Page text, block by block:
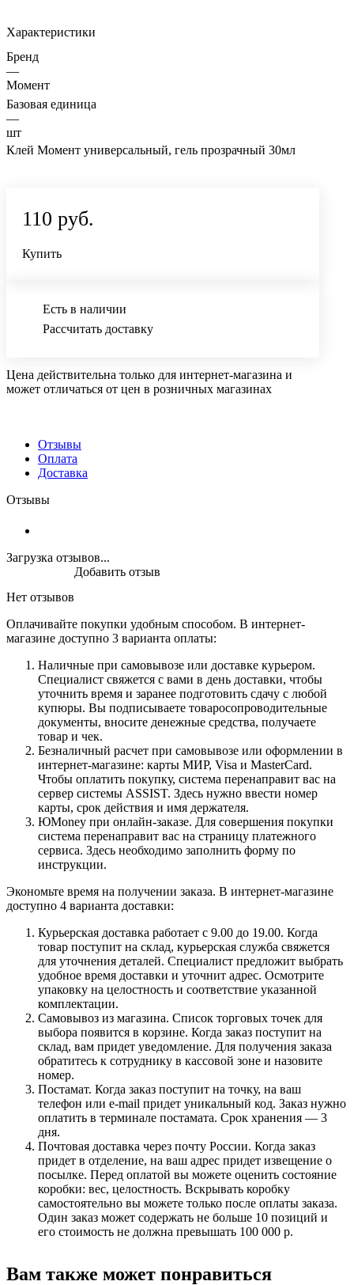
Характеристики
Бренд
—
Момент
Базовая единица
—
шт
Клей Момент универсальный, гель прозрачный 30мл
110 руб.
Купить
Есть в наличии
Рассчитать доставку
Цена действительна только для интернет-магазина и
может отличаться от цен в розничных магазинах
Отзывы
Оплата
Доставка
Отзывы
Загрузка отзывов...
Нет отзывов
Добавить отзыв
Оплачивайте покупки удобным способом. В интернет-
магазине доступно 3 варианта оплаты:
Наличные при самовывозе или доставке курьером.
Специалист свяжется с вами в день доставки, чтобы
уточнить время и заранее подготовить сдачу с любой
купюры. Вы подписываете товаросопроводительные
документы, вносите денежные средства, получаете
товар и чек.
Безналичный расчет при самовывозе или оформлении в
интернет-магазине: карты МИР, Visa и MasterCard.
Чтобы оплатить покупку, система перенаправит вас на
сервер системы ASSIST. Здесь нужно ввести номер
карты, срок действия и имя держателя.
ЮMoney при онлайн-заказе. Для совершения покупки
система перенаправит вас на страницу платежного
сервиса. Здесь необходимо заполнить форму по
инструкции.
Экономьте время на получении заказа. В интернет-магазине
доступно 4 варианта доставки:
Курьерская доставка работает с 9.00 до 19.00. Когда
товар поступит на склад, курьерская служба свяжется
для уточнения деталей. Специалист предложит выбрать
удобное время доставки и уточнит адрес. Осмотрите
упаковку на целостность и соответствие указанной
комплектации.
Самовывоз из магазина. Список торговых точек для
выбора появится в корзине. Когда заказ поступит на
склад, вам придет уведомление. Для получения заказа
обратитесь к сотруднику в кассовой зоне и назовите
номер.
Постамат. Когда заказ поступит на точку, на ваш
телефон или e-mail придет уникальный код. Заказ нужно
оплатить в терминале постамата. Срок хранения — 3
дня.
Почтовая доставка через почту России. Когда заказ
придет в отделение, на ваш адрес придет извещение о
посылке. Перед оплатой вы можете оценить состояние
коробки: вес, целостность. Вскрывать коробку
самостоятельно вы можете только после оплаты заказа.
Один заказ может содержать не больше 10 позиций и
его стоимость не должна превышать 100 000 р.
Вам также может понравиться